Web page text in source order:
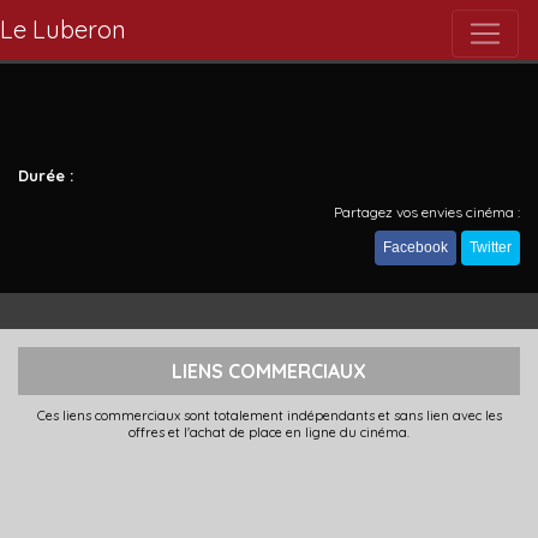
Le Luberon
Durée :
Partagez vos envies cinéma :
Facebook Twitter
LIENS COMMERCIAUX
Ces liens commerciaux sont totalement indépendants et sans lien avec les
offres et l'achat de place en ligne du cinéma.